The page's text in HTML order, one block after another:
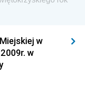
Dróg
w
w